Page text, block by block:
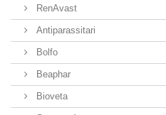
RenAvast
Antiparassitari
Bolfo
Beaphar
Bioveta